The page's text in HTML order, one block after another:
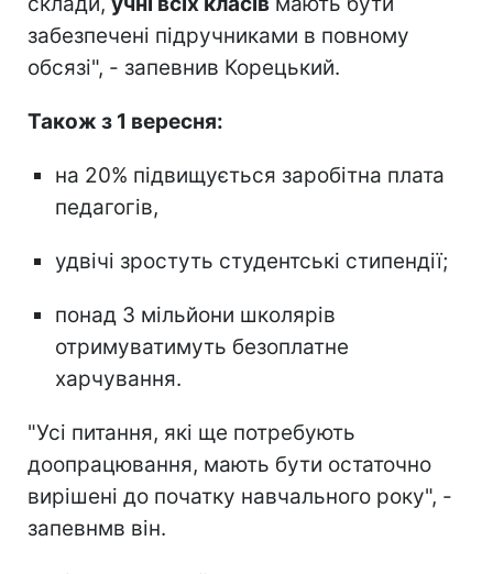
забезпечені підручниками в повному
обсязі", - запевнив Корецький.
Також з 1 вересня:
на 20% підвищується заробітна плата
педагогів,
удвічі зростуть студентські стипендії;
понад 3 мільйони школярів
отримуватимуть безоплатне
харчування.
"Усі питання, які ще потребують
доопрацювання, мають бути остаточно
вирішені до початку навчального року", -
запевнмв він.